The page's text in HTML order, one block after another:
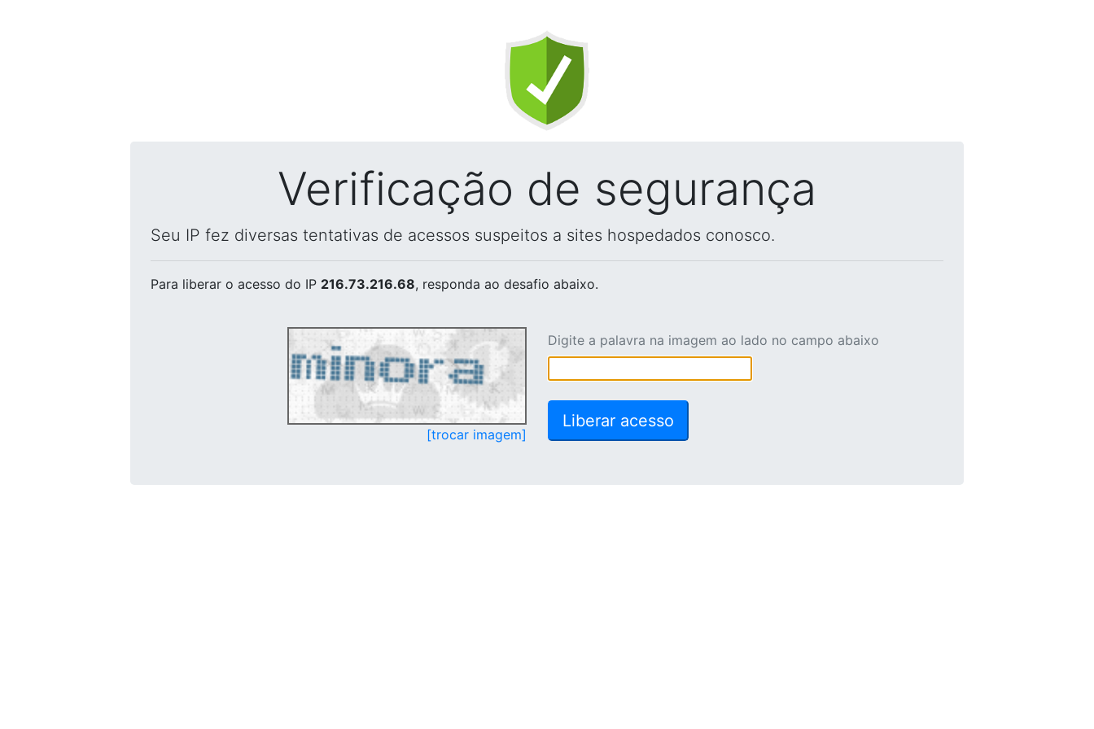
Verificação de segurança
Seu IP fez diversas tentativas de acessos suspeitos a sites hospedados conosco.
Para liberar o acesso do IP 216.73.216.68, responda ao desafio abaixo.
[trocar imagem]
Digite a palavra na imagem ao lado no campo abaixo